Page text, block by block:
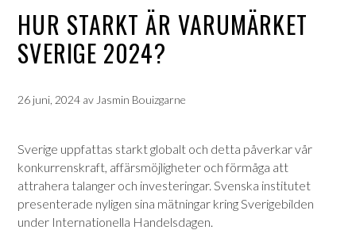
HUR STARKT ÄR VARUMÄRKET
SVERIGE 2024?
26 juni, 2024 av Jasmin Bouizgarne
Sverige uppfattas starkt globalt och detta påverkar vår
konkurrenskraft, affärsmöjligheter och förmåga att
attrahera talanger och investeringar. Svenska institutet
presenterade nyligen sina mätningar kring Sverigebilden
under Internationella Handelsdagen.